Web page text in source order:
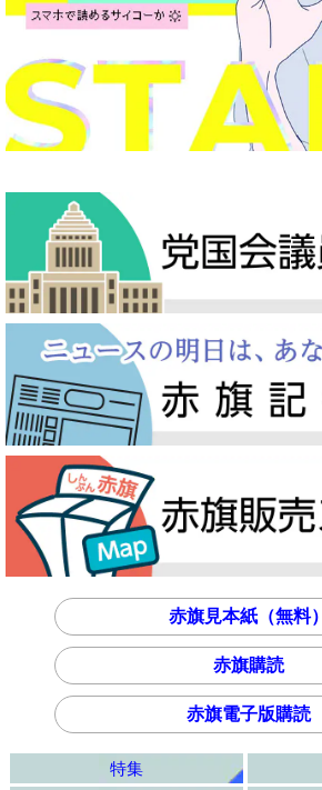
赤旗見本紙（無料）
赤旗購読
赤旗電子版購読
特集